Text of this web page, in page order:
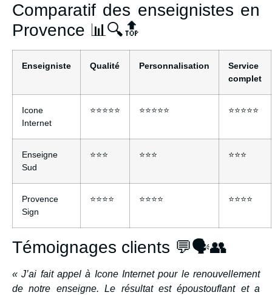
Comparatif des enseignistes en
Provence 📊🔍🔝
Enseigniste Qualité Personnalisation
Service
complet
Icone
Internet
⭐⭐⭐⭐⭐ ⭐⭐⭐⭐⭐ ⭐⭐⭐⭐⭐
Enseigne
Sud
⭐⭐⭐ ⭐⭐⭐ ⭐⭐⭐
Provence
Sign
⭐⭐⭐⭐ ⭐⭐⭐⭐ ⭐⭐⭐⭐
Témoignages clients 💬🗣️👥
« J’ai fait appel à Icone Internet pour le renouvellement
de notre enseigne. Le résultat est époustouflant et a